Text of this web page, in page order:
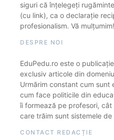
siguri că înțelegeți
(cu link), ca o declarație
profesionalism. Vă mulțumim!
DESPRE NOI
EduPedu.ro este o
exclusiv articole din
Urmărim constant cum sunt
cum face politicile din
îi formează pe profesori,
care trăim sunt sistemele
CONTACT REDACȚIE